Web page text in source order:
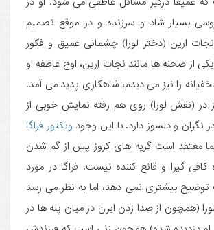
بسیار شاد و سرزنده و در موقع تصمیم
ارین (دختر لورا) چشمانی عمیق و فکور
یکی از صحنه ها مانند نجات اِرین، اوج عاطفه او
را نیز می دیدم، شاهکاری پدید می آمد.
در (نقش لورا) روی هم رفته نمایش خوبی از
و دلسوز دارد. با این وجود ویکتور فراگا
معتقد است گریه های کروز پس از گم شدن
گیرا و قانع کننده نیست. فراگا در مورد
بیشتری نمی دهد، اما به نظر می رسد
(همچون از صدا زدن ایرن در میان پله ها در